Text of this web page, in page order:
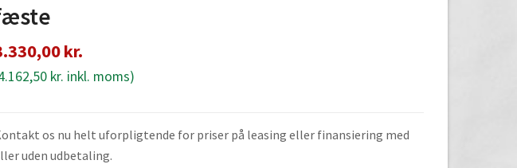
kr.
kr. inkl. moms)
os nu helt uforpligtende for priser på leasing eller finansiering med
uden udbetaling.